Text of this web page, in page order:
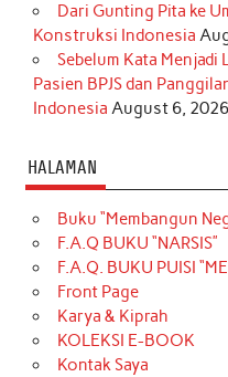
Dari Gunting Pita ke
Konstruksi Indonesia
Sebelum Kata Menjadi
Pasien BPJS dan
Indonesia August 6, 2026
HALAMAN
Buku “Membangun
F.A.Q BUKU “NARSIS”
F.A.Q. BUKU PUISI
Front Page
Karya & Kiprah
KOLEKSI E-BOOK
Kontak Saya